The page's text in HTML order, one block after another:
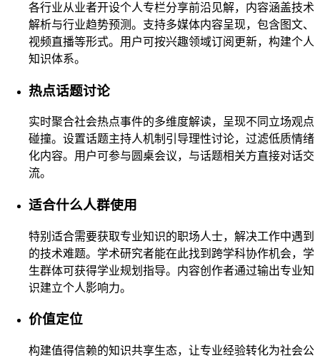
各行业从业者开设个人专栏分享前沿见解，内容涵盖技术
解析与行业趋势预测。支持多媒体内容呈现，包含图文、
视频直播等形式。用户可按兴趣领域订阅更新，构建个人
知识体系。
热点话题讨论
实时聚合社会热点事件的多维度解读，呈现不同立场观点
碰撞。设置话题主持人机制引导理性讨论，过滤低质情绪
化内容。用户可参与圆桌会议，与话题相关方直接对话交
流。
适合什么人群使用
特别适合需要获取专业知识的职场人士，解决工作中遇到
的技术难题。学术研究者能在此找到跨学科协作机会，学
生群体可获得学业规划指导。内容创作者通过输出专业知
识建立个人影响力。
价值定位
构建值得信赖的知识共享生态，让专业经验转化为社会公